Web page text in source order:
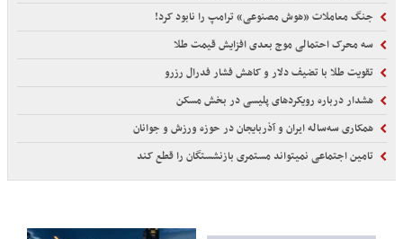
جنگ معاملات «هوش مصنوعی» ترامپ را نابود کرد!
سه محرک احتمالی موج بعدی افزایش قیمت طلا
تقویت طلا با تضیف دلار و کاهش فشار فدرال رزرو
هشدار درباره رویکردهای پلیسی در بخش مسکن
همکاری سه‌ساله ایران و آذربایجان در حوزه ورزش و جوانان
تامین اجتماعی نمیتواند مستمری بازنشستگان را قطع کند